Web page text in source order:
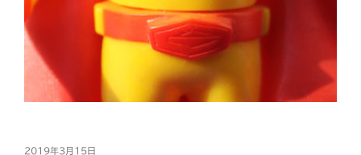
投
2019年3月15日